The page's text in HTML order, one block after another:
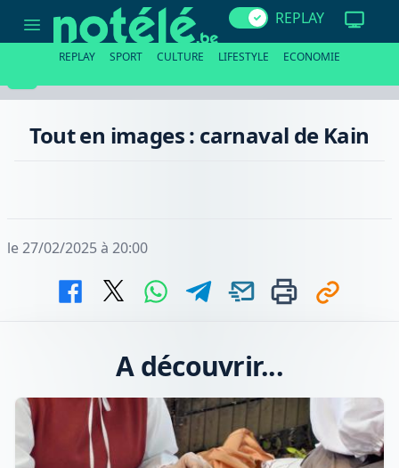
images
Kain
REPLAY
REPLAY SPORT CULTURE LIFESTYLE ECONOMIE
Tout en images : carnaval de Kain
le 27/02/2025 à 20:00
A découvrir...